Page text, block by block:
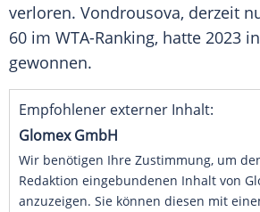
verloren. Vondrousova, derzeit
60 im WTA-Ranking, hatte 2023 in
gewonnen.
Empfohlener externer Inhalt:
Glomex GmbH
Wir benötigen Ihre Zustimmung, um
Redaktion eingebundenen Inhalt von
anzuzeigen. Sie können diesen mit